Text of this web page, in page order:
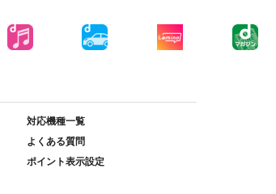
対応機種一覧
よくある質問
ポイント表示設定